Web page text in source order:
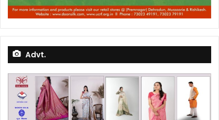
Advt.